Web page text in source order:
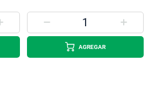
AGREGAR